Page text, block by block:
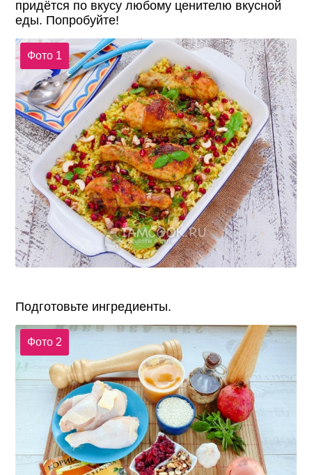
придётся по вкусу любому ценителю вкусной
еды. Попробуйте!
Фото 1
Подготовьте ингредиенты.
Фото 2